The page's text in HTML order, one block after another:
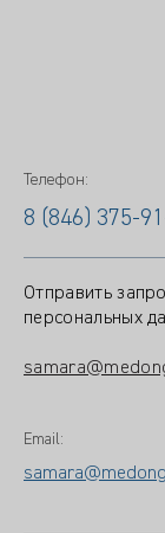
Телефон:
8 (846) 375-
Отправить
персональных
Email: